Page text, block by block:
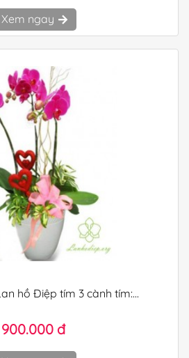
Xem ngay
hồ Điệp tím 3 cành tím:...
900.000 đ